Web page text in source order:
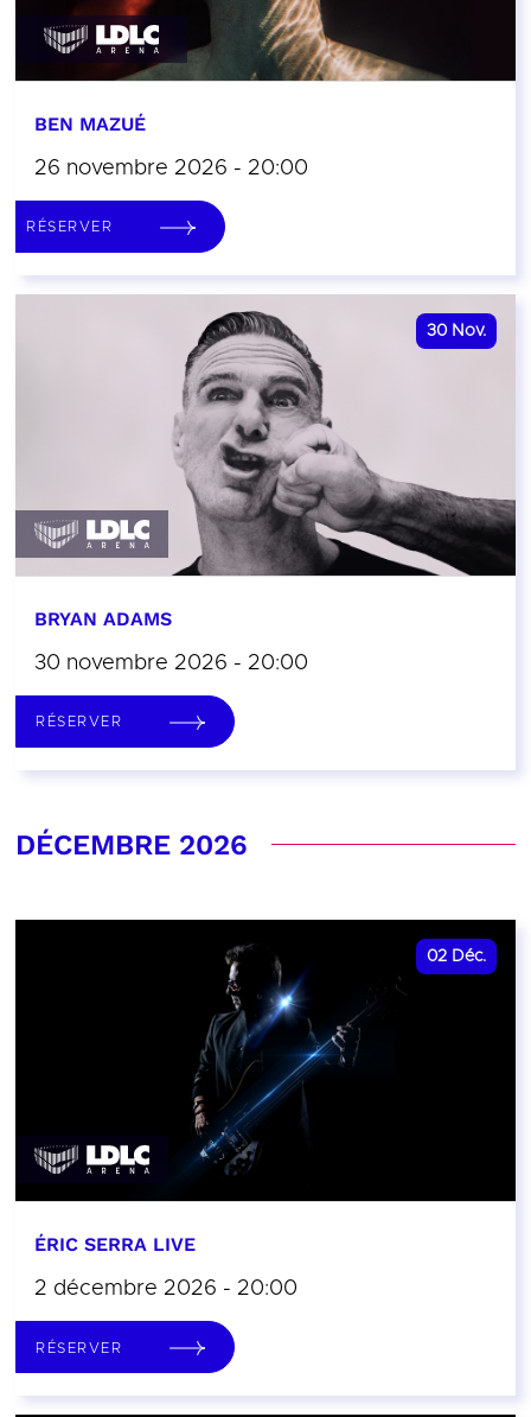
BEN MAZUÉ
26 novembre 2026 - 20:00
RÉSERVER
30 Nov.
BRYAN ADAMS
30 novembre 2026 - 20:00
RÉSERVER
DÉCEMBRE 2026
02 Déc.
ÉRIC SERRA LIVE
2 décembre 2026 - 20:00
RÉSERVER